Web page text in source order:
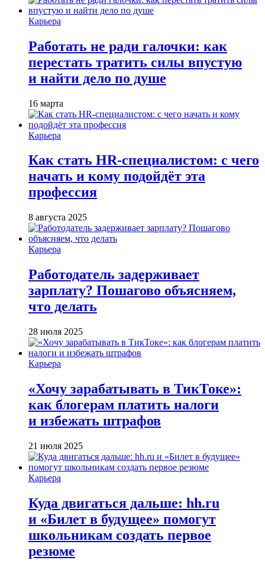
Карьера
Работать не ради галочки: как
перестать тратить силы впустую
и найти дело по душе
16 марта
Карьера
Как стать HR-специалистом: с чего
начать и кому подойдёт эта
профессия
8 августа 2025
Карьера
Работодатель задерживает
зарплату? Пошагово объясняем,
что делать
28 июля 2025
Карьера
«Хочу зарабатывать в ТикТоке»:
как блогерам платить налоги
и избежать штрафов
21 июля 2025
Карьера
Куда двигаться дальше: hh.ru
и «Билет в будущее» помогут
школьникам создать первое
резюме